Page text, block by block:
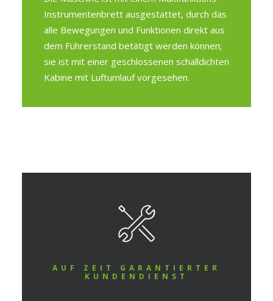
Instrumentenbrett ausgestattet, durch das
alle Bewegungen und Funktionen direkt aus
dem Führerstand betätigt werden können;
sie ist mit einer geschlossenen schalldichten
Kabine mit Luftumlauf vorgesehen.
AUF ZEIT GARANTIERTER
KUNDENDIENST